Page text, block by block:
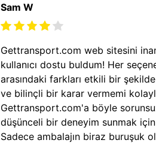
Sam W
Gettransport.com web sitesini
kullanıcı dostu buldum! Her
arasındaki farkları etkili bir
ve bilinçli bir karar vermemi
Gettransport.com'a böyle
düşünceli bir deneyim sunmak
Sadece ambalajın biraz buruşuk